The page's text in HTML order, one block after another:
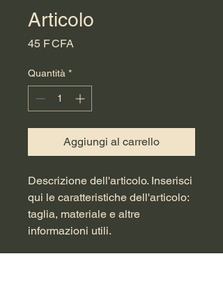
Articolo
45 F CFA
Quantità *
Aggiungi al carrello
Descrizione dell'articolo. Inserisci
qui le caratteristiche dell'articolo:
taglia, materiale e altre
informazioni utili.